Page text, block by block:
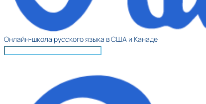
Онлайн-школа русского языка в США и Канаде​